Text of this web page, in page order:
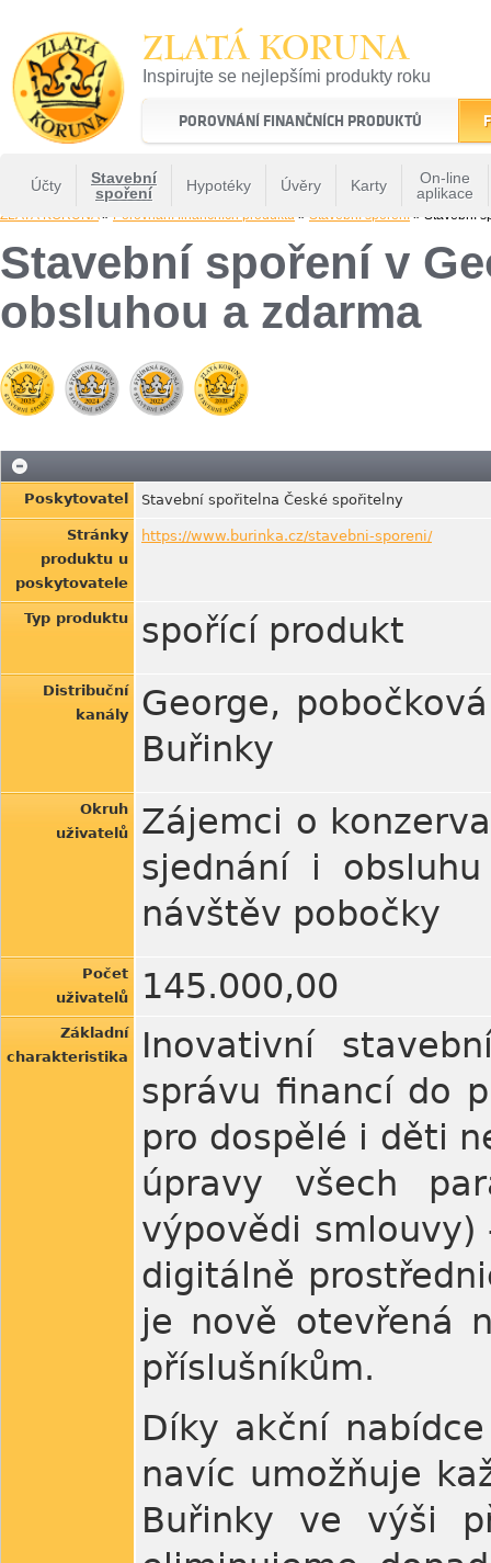
ZLATÁ KORUNA
Inspirujte se nejlepšími produkty roku
22 let tradice a kvality na finančním trhu
POROVNÁNÍ FINANČNÍCH PRODUKTŮ
Účty
Stavební
spoření
Hypotéky Úvěry Karty
On-line
aplikace
ZLATÁ KORUNA» Porovnání finančních produktů » Stavební spoření » Stavební
Stavební spoření v
obsluhou a zdarma
Poskytovatel Stavební spořitelna České spořitelny
Stránky
produktu u
poskytovatele
https://www.burinka.cz/stavebni-sporeni/
Typ produktu spořící produkt
Distribuční
kanály
George,
Buřinky
Okruh
uživatelů
Zájemci o
sjednání i
návštěv pobočky
Počet
uživatelů
145.000,00
Základní
charakteristika
Inovativní
správu financí do
pro dospělé i děti
úpravy všech
výpovědi
digitálně
je nově otevřená
příslušníkům.
Díky akční
navíc umožňuje
Buřinky ve výši